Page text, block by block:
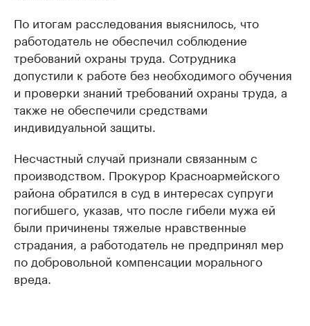
По итогам расследования выяснилось, что
работодатель не обеспечил соблюдение
требований охраны труда. Сотрудника
допустили к работе без необходимого обучения
и проверки знаний требований охраны труда, а
также не обеспечили средствами
индивидуальной защиты.
Несчастный случай признали связанным с
производством. Прокурор Красноармейского
района обратился в суд в интересах супруги
погибшего, указав, что после гибели мужа ей
были причинены тяжелые нравственные
страдания, а работодатель не предпринял мер
по добровольной компенсации морального
вреда.